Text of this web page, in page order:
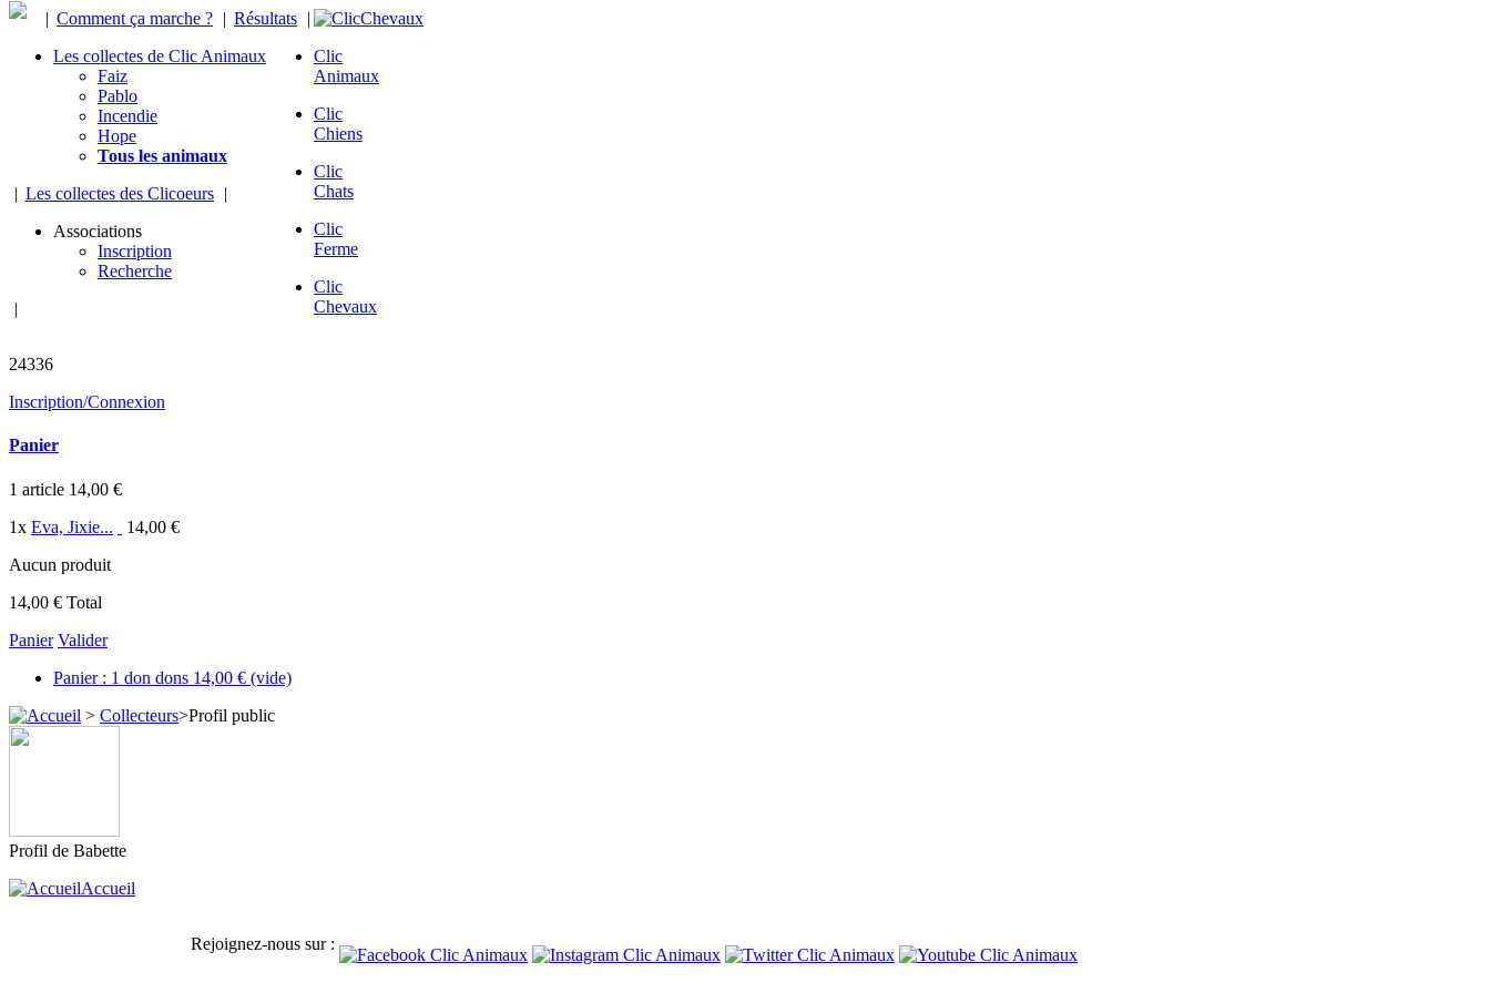
| Comment ça marche ? | Résultats |
Les collectes de Clic Animaux
Faiz
Pablo
Incendie
Hope
Tous les animaux
| Les collectes des Clicoeurs |
Associations
Inscription
Recherche
|
Clic
Animaux
Clic
Chiens
Clic
Chats
Clic
Ferme
Clic
Chevaux
24336
Inscription/Connexion
Panier
1 article 14,00 €
1x Eva, Jixie...
14,00 €
Aucun produit
14,00 € Total
Panier Valider
Panier : 1 don dons 14,00 € (vide)
> Collecteurs>Profil public
Profil de Babette
Accueil
Rejoignez-nous sur :